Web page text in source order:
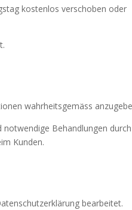
kostenlos verschoben oder
wahrheitsgemäss
Behandlungen durch
Kunden.
bearbeitet.